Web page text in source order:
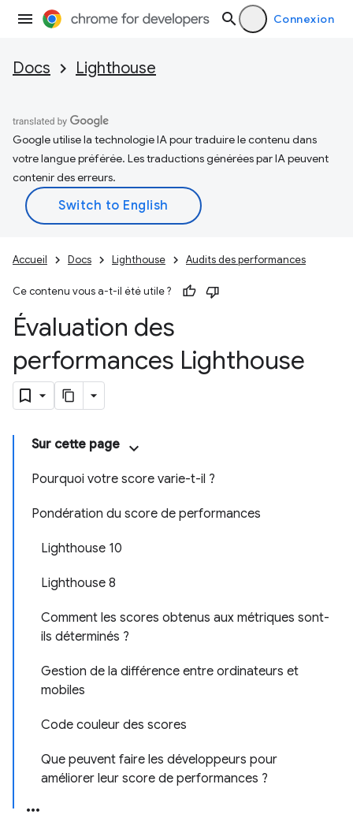
Connexion
Docs Lighthouse
Google utilise la technologie IA pour traduire le contenu dans
votre langue préférée. Les traductions générées par IA peuvent
contenir des erreurs.
Accueil Docs Lighthouse Audits des performances
Ce contenu vous a-t-il été utile ?
Évaluation des
performances Lighthouse
Sur cette page
Pourquoi votre score varie-t-il ?
Pondération du score de performances
Lighthouse 10
Lighthouse 8
Comment les scores obtenus aux métriques sont-
ils déterminés ?
Gestion de la différence entre ordinateurs et
mobiles
Code couleur des scores
Que peuvent faire les développeurs pour
améliorer leur score de performances ?